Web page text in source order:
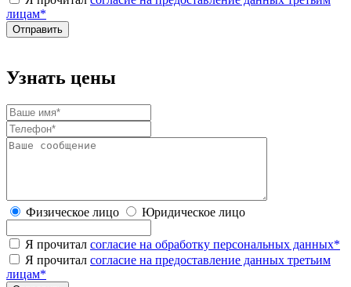
лицам*
Узнать цены
Физическое лицо Юридическое лицо
Я прочитал согласие на обработку персональных данных*
Я прочитал согласие на предоставление данных третьим
лицам*